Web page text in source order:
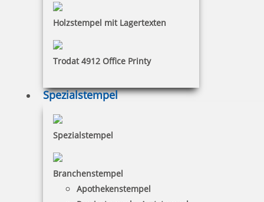
Holzstempel mit Lagertexten
Trodat 4912 Office Printy
Spezialstempel
Spezialstempel
Branchenstempel
Apothekenstempel
66,79 €